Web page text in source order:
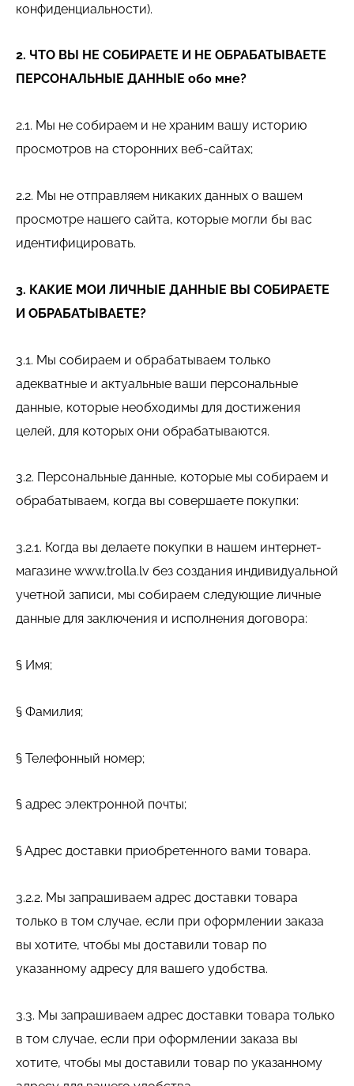
конфиденциальности).
2. ЧТО ВЫ НЕ СОБИРАЕТЕ И НЕ ОБРАБАТЫВАЕТЕ
ПЕРСОНАЛЬНЫЕ ДАННЫЕ обо мне?
2.1. Мы не собираем и не храним вашу историю
просмотров на сторонних веб-сайтах;
2.2. Мы не отправляем никаких данных о вашем
просмотре нашего сайта, которые могли бы вас
идентифицировать.
3. КАКИЕ МОИ ЛИЧНЫЕ ДАННЫЕ ВЫ СОБИРАЕТЕ
И ОБРАБАТЫВАЕТЕ?
3.1. Мы собираем и обрабатываем только
адекватные и актуальные ваши персональные
данные, которые необходимы для достижения
целей, для которых они обрабатываются.
3.2. Персональные данные, которые мы собираем и
обрабатываем, когда вы совершаете покупки:
3.2.1. Когда вы делаете покупки в нашем интернет-
магазине www.trolla.lv без создания индивидуальной
учетной записи, мы собираем следующие личные
данные для заключения и исполнения договора:
§ Имя;
§ Фамилия;
§ Телефонный номер;
§ адрес электронной почты;
§ Адрес доставки приобретенного вами товара.
3.2.2. Мы запрашиваем адрес доставки товара
только в том случае, если при оформлении заказа
вы хотите, чтобы мы доставили товар по
указанному адресу для вашего удобства.
3.3. Мы запрашиваем адрес доставки товара только
в том случае, если при оформлении заказа вы
хотите, чтобы мы доставили товар по указанному